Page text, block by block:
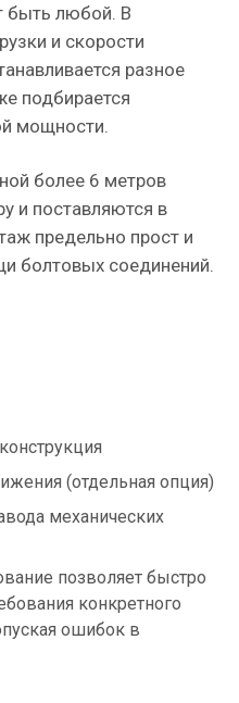
быть любой. В
и скорости
разное
подбирается
мощности.
более 6 метров
и поставляются в
предельно прост и
болтовых соединений.
(отдельная опция)
механических
позволяет быстро
конкретного
ошибок в